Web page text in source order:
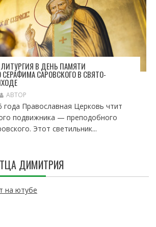
В ДЕНЬ ПАМЯТИ
САРОВСКОГО В СВЯТО-
АВТОР
года Православная Церковь чтит
подвижника — преподобного
Этот светильник...
ДИМИТРИЯ
на ютубе